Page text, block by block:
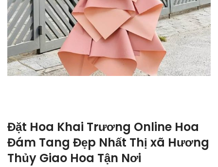
Đặt Hoa Khai Trương Online Hoa
Đám Tang Đẹp Nhất Thị xã Hương
Thủy Giao Hoa Tận Nơi